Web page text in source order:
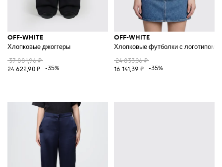
OFF-WHITE
Хлопковые джоггеры
37 881,96 ₽
24 622,90 ₽
-35%
OFF-WHITE
Хлопковые футболки с логотипом
24 833,06 ₽
16 141,39 ₽
-35%